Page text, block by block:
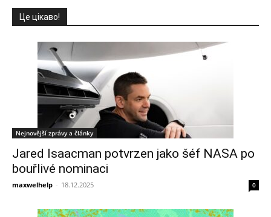
Це цікаво!
Nejnovější zprávy a články
Jared Isaacman potvrzen jako šéf NASA po
bouřlivé nominaci
maxwelhelp - 18.12.2025 0